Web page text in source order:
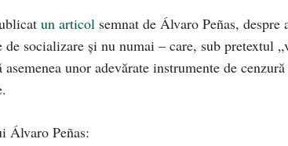
un articol semnat de Álvaro Peñas, despre
socializare și nu numai – care, sub pretextul
unor adevărate instrumente de
Álvaro Peñas: